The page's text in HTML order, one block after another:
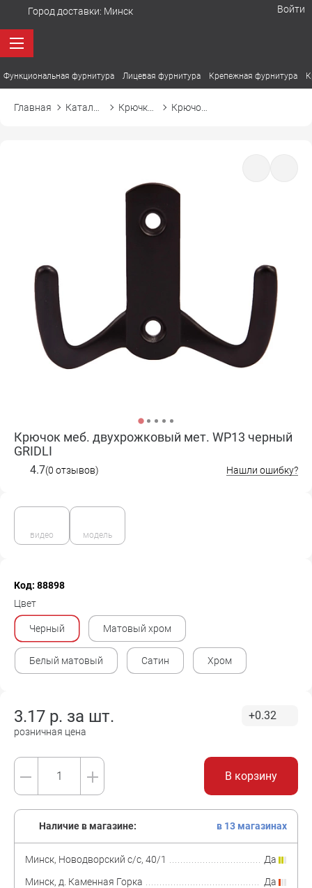
Город доставки: Минск Войти
Функциональная фурнитура Лицевая фурнитура Крепежная фурнитура
Главная
видео модель
Крючок меб. двухрожковый мет. WP13 черный
GRIDLI
4.7(0 отзывов) Нашли ошибку?
Код: 88898
Цвет
Черный Матовый хром
Белый матовый Сатин Хром
3.17 р. за шт.
розничная цена
+0.32
В корзину
Наличие в магазине: в 13 магазинах
Минск, Новодворский с/с, 40/1
Да
Минск, д. Каменная Горка
Да